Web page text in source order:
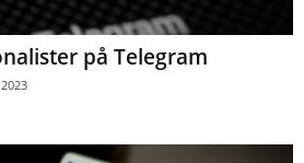
på Telegram